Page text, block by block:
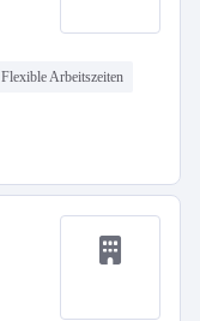
Flexible Arbeitszeiten